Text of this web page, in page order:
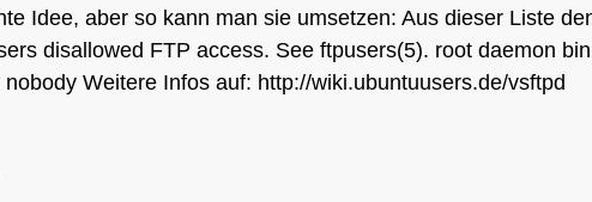
Idee, aber so kann man sie umsetzen: Aus dieser Liste
disallowed FTP access. See ftpusers(5). root daemon
Weitere Infos auf: http://wiki.ubuntuusers.de/vsftpd